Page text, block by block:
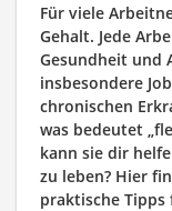
Für viele
Gehalt. Jede
Gesundheit und
insbesondere
chronischen
was bedeutet
kann sie dir
zu leben? Hier
praktische